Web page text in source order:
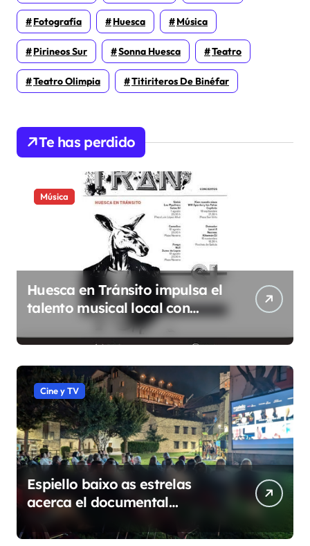
Fotografía Huesca Música
Pirineos Sur Sonna Huesca Teatro
Teatro Olimpia Titiriteros De Binéfar
Te has perdido
Música
Huesca en Tránsito impulsa el
talento musical local con
conciertos durante todo 2026
Cine y TV
Espiello baixo as estrelas
acerca el documental
etnográfico a 14 localidades
de Sobrarbe